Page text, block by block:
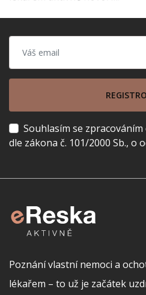
Souhlasím se
dle zákona č. 101/2000 Sb., o
Poznání vlastní nemoci a
lékařem – to už je začátek